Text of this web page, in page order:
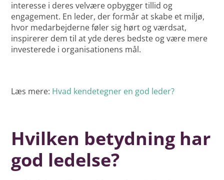
interesse i deres velvære opbygger tillid og
engagement. En leder, der formår at skabe et miljø,
hvor medarbejderne føler sig hørt og værdsat,
inspirerer dem til at yde deres bedste og være mere
investerede i organisationens mål.
Læs mere: Hvad kendetegner en god leder?
Hvilken betydning har
god ledelse?